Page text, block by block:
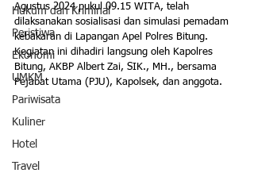
Hukum dan Kriminal
Peristiwa
Ekonomi
UMKM
Pariwisata
Kuliner
Hotel
Travel
Agustus 2024 pukul 09.15 WITA, telah
dilaksanakan sosialisasi dan simulasi pemadam
kebakaran di Lapangan Apel Polres Bitung.
Kegiatan ini dihadiri langsung oleh Kapolres
Bitung, AKBP Albert Zai, SIK., MH., bersama
Pejabat Utama (PJU), Kapolsek, dan anggota.